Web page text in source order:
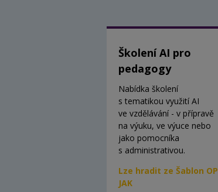
Školení AI pro
pedagogy
Nabídka školení
s tematikou využití AI
ve vzdělávání - v přípravě
na výuku, ve výuce nebo
jako pomocníka
s administrativou.
Lze hradit ze Šablon OP
JAK